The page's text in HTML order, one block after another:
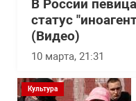
В России
статус
(Видео)
10 марта, 21:31
Культура